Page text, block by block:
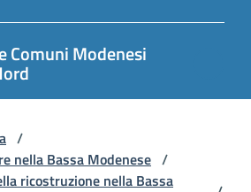
Comuni Modenesi
/
nella Bassa Modenese /
ricostruzione nella Bassa